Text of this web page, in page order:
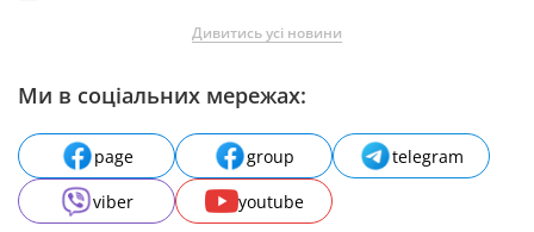
Дивитись усі новини
Ми в соціальних мережах:
page group
telegram
viber
youtube